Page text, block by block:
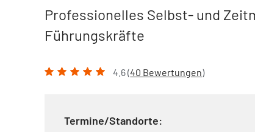
Professionelles Selbst- und
Führungskräfte
4.6 (40 Bewertungen)
Termine/Standorte: